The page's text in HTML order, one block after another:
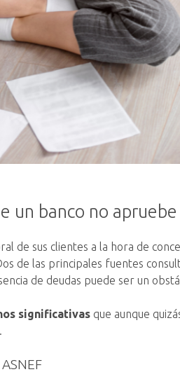
un banco no
de sus clientes a la hora de
de las principales fuentes
de deudas puede ser un
significativas que aunque